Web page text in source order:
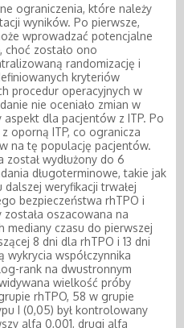
ograniczenia, które należy
wyników. Po pierwsze,
wprowadzać potencjalne
choć zostało ono
randomizację i
kryteriów
procedur operacyjnych w
nie oceniało zmian w
dla pacjentów z ITP. Po
oporną ITP, co ogranicza
na tę populację pacjentów.
został wydłużony do 6
długoterminowe, takie jak
weryfikacji trwałej
bezpieczeństwa rhTPO i
oszacowana na
mediany czasu do pierwszej
8 dni dla rhTPO i 13 dni
współczynnika
rank na dwustronnym
wielkość próby
rhTPO, 58 w grupie
I (0,05) był kontrolowany
alfa 0,001, drugi alfa